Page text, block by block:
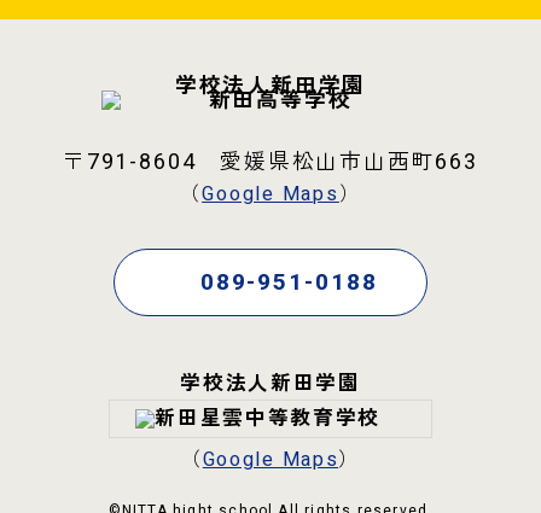
学校法人新田学園
〒791-8604 愛媛県松山市山西町663
（Google Maps）
089-951-0188
学校法人新田学園
（Google Maps）